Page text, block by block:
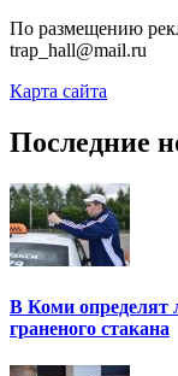
По размещению
trap_hall@mail.ru
Карта сайта
Последние
В Коми определят
граненого стакана